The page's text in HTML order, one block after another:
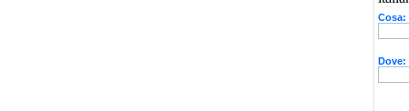
Cosa:
Dove: